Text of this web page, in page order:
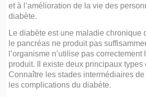
et à l’amélioration de la vie des
diabète.
Le diabète est une maladie chronique
le pancréas ne produit pas
l’organisme n’utilise pas correctement
produit. Il existe deux principaux types
Connaître les stades intermédiaires
les complications du diabète.